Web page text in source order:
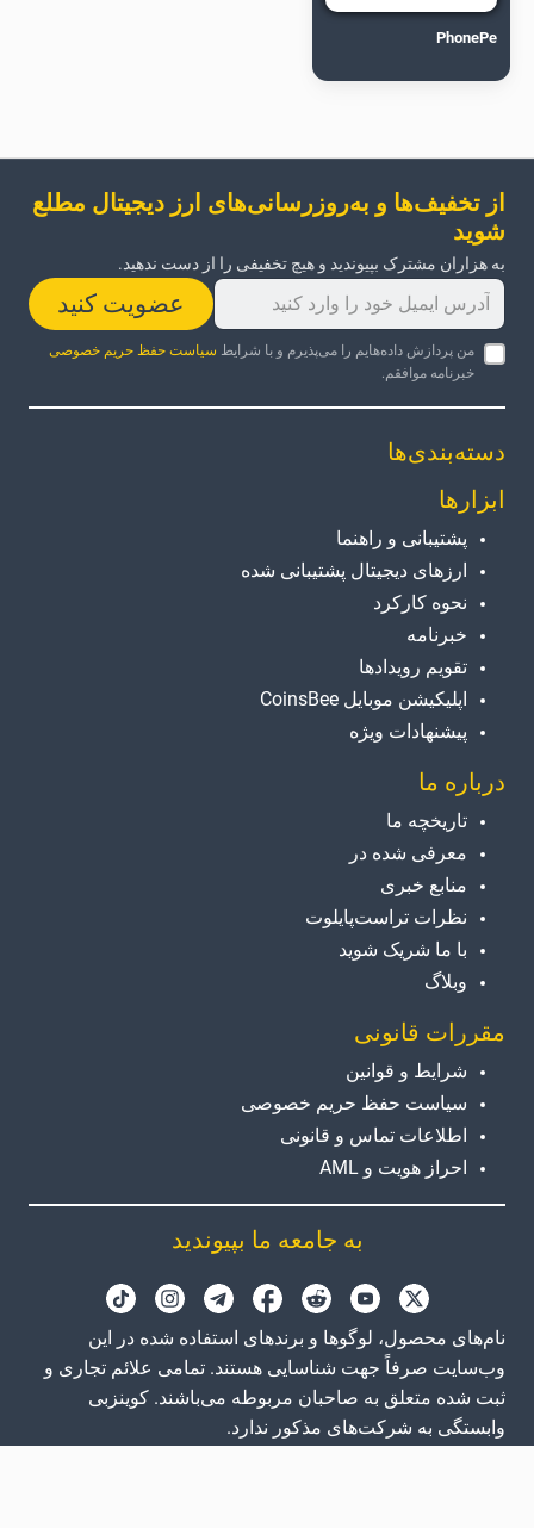
PhonePe
از تخفیف‌ها و به‌روزرسانی‌های ارز دیجیتال مطلع
شوید
به هزاران مشترک بپیوندید و هیچ تخفیفی را از دست ندهید.
عضویت کنید
من پردازش داده‌هایم را می‌پذیرم و با شرایط سیاست حفظ حریم خصوصی
خبرنامه موافقم.
دسته‌بندی‌ها
ابزارها
پشتیبانی و راهنما
ارزهای دیجیتال پشتیبانی شده
نحوه کارکرد
خبرنامه
تقویم رویدادها
اپلیکیشن موبایل CoinsBee
پیشنهادات ویژه
درباره ما
تاریخچه ما
معرفی شده در
منابع خبری
نظرات تراست‌پایلوت
با ما شریک شوید
وبلاگ
مقررات قانونی
شرایط و قوانین
سیاست حفظ حریم خصوصی
اطلاعات تماس و قانونی
احراز هویت و AML
به جامعه ما بپیوندید
نام‌های محصول، لوگوها و برندهای استفاده شده در این
وب‌سایت صرفاً جهت شناسایی هستند. تمامی علائم تجاری و
ثبت شده متعلق به صاحبان مربوطه می‌باشند. کوینزبی
وابستگی به شرکت‌های مذکور ندارد.